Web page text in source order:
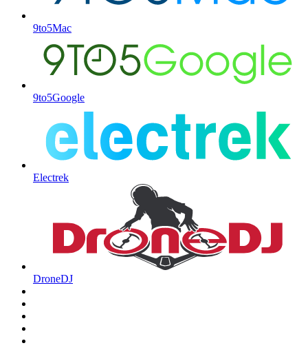
9to5Mac
9to5Google
Electrek
DroneDJ